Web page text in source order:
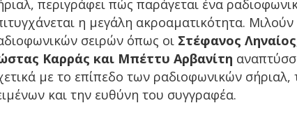
περιγράφει πώς παράγεται ένα
η μεγάλη ακροαματικότητα.
σειρών όπως οι Στέφανος
Καρράς και Μπέττυ Αρβανίτη
με το επίπεδο των ραδιοφωνικών σήριαλ,
και την ευθύνη του συγγραφέα.